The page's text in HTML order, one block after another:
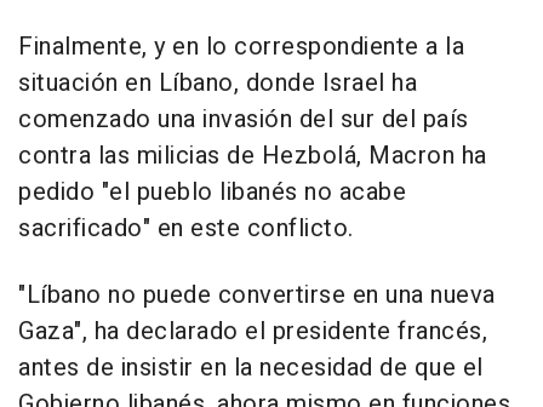
Finalmente, y en lo correspondiente a la
situación en Líbano, donde Israel ha
comenzado una invasión del sur del país
contra las milicias de Hezbolá, Macron ha
pedido "el pueblo libanés no acabe
sacrificado" en este conflicto.
"Líbano no puede convertirse en una nueva
Gaza", ha declarado el presidente francés,
antes de insistir en la necesidad de que el